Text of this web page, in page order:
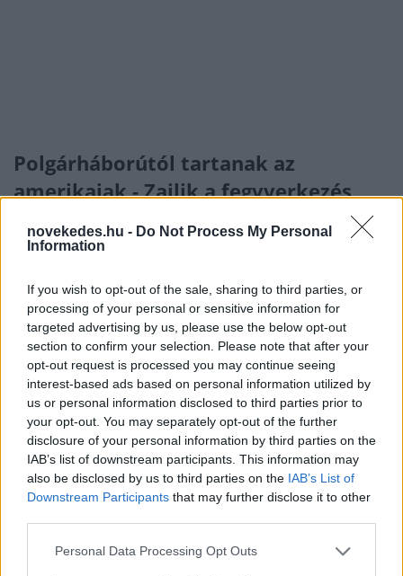
novekedes.hu - Do Not Process My Personal
Information
If you wish to opt-out of the sale, sharing to third parties, or
processing of your personal or sensitive information for
targeted advertising by us, please use the below opt-out
section to confirm your selection. Please note that after your
opt-out request is processed you may continue seeing
interest-based ads based on personal information utilized by
us or personal information disclosed to third parties prior to
your opt-out. You may separately opt-out of the further
disclosure of your personal information by third parties on the
IAB’s list of downstream participants. This information may
also be disclosed by us to third parties on the IAB’s List of
Downstream Participants that may further disclose it to other
Please note that this website/app uses one or more Google
Personal Data Processing Opt Outs
Polgárháborútól tartanak az
amerikaiak - Zajlik a fegyverkezés
ELEMZÉSEK 2022. aug. 21.
NÉPSZERŰ CÍMKÉK
#MNB
NÉPSZERŰ